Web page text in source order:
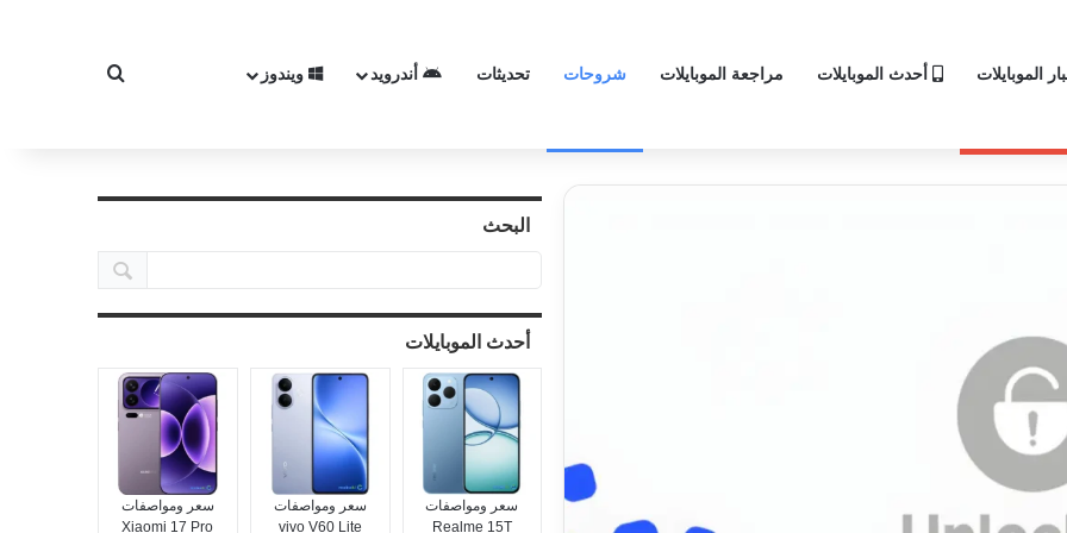
الموبايلات أحدث الموبايلات مراجعة الموبايلات شروحات تحديثات أندرويد ويندوز
البحث
أحدث الموبايلات
سعر ومواصفات
Realme 15T
سعر ومواصفات
vivo V60 Lite
سعر ومواصفات
Xiaomi 17 Pro